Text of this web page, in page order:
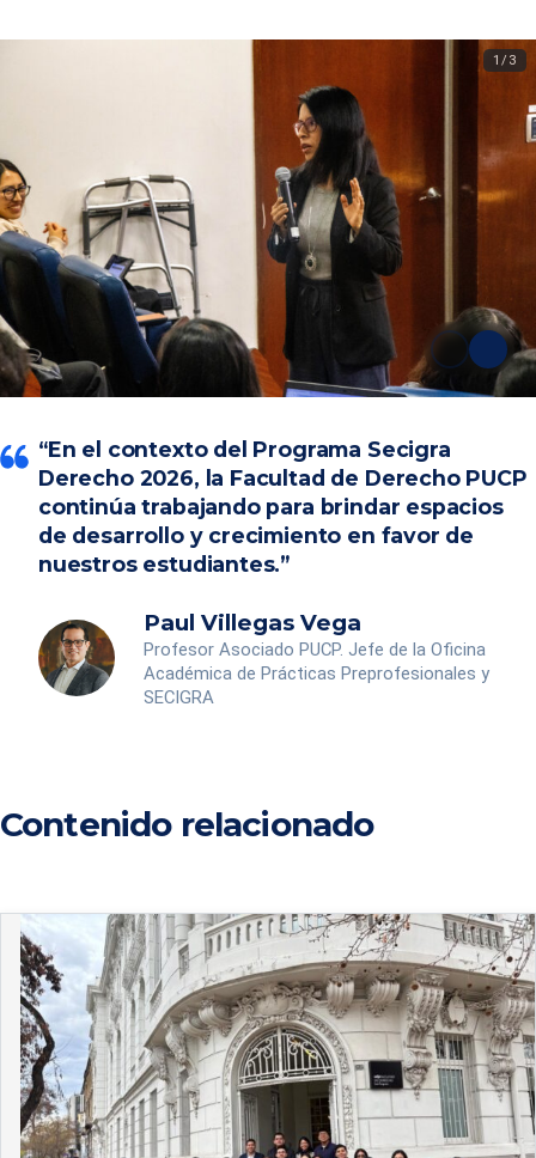
1/3
Anterior
“En el contexto del Programa Secigra
Derecho 2026, la Facultad de Derecho PUCP
continúa trabajando para brindar espacios
de desarrollo y crecimiento en favor de
nuestros estudiantes.”
Paul Villegas Vega
Profesor Asociado PUCP. Jefe de la Oficina
Académica de Prácticas Preprofesionales y
SECIGRA
Contenido relacionado